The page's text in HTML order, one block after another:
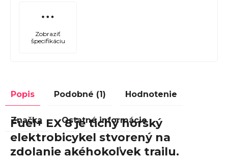
Zobraziť
špecifikáciu
Popis Podobné (1) Hodnotenie
Značka Ostatné informácie
Fuel+ EX 8 je tichý horský
elektrobicykel stvorený na
zdolanie akéhokoľvek trailu.